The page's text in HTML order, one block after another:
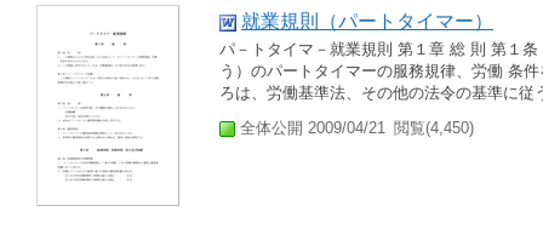
就業規則（パートタイマー）
パ－トタイマ－就業規則 第１章 総 則 第１
う）のパートタイマーの服務規律、労働 条
ろは、労働基準法、その他の法令の基準に従
全体公開 2009/04/21 閲覧(4,450)